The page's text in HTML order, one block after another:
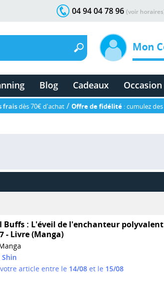
04 94 04 78 96 (voir
Mon
Blog Cadeaux Occasion
fraisdès 70€ d'achat / Offre de fidélité : cumulez
Buffs : L'éveil de l'enchanteur
- Livre (Manga)
votre article entre le 14/08et le 15/08